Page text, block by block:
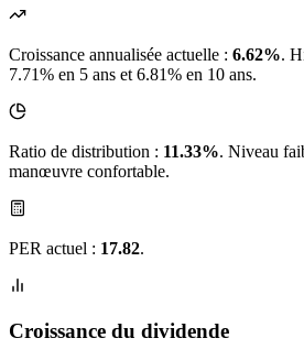
Croissance annualisée actuelle : 6.62%.
7.71% en 5 ans et 6.81% en 10 ans.
Ratio de distribution : 11.33%. Niveau
manœuvre confortable.
PER actuel : 17.82.
Croissance du dividende